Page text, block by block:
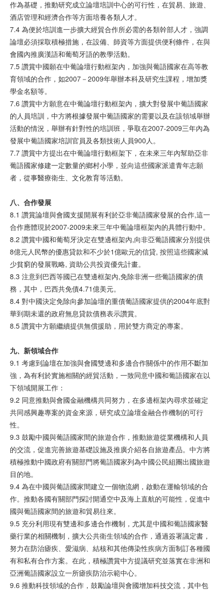
作為基礎，推動研究成立論壇培訓中心的可行性，在貿易、旅遊、
酒店管理和經濟合作等方面培養各類人才。
7.4 為便於培訓進一步擴大經貿合作所必需的各類幹部人才，強調
論壇必須採取積極措施，在設備、師資等方面提供便利條件，在與
會國內推廣漢語和葡萄牙語的教學活動。
7.5 讚賞中國願在中葡論壇行動框架內，加強與葡語國家在高等教
育領域的合作，如2007－2009年舉辦本科及研究生課程，增加獎
學金名額等。
7.6 讚賞中方願意在中葡論壇行動框架內，擴大對發展中葡語國家
的人員培訓，中方將根據發展中葡語國家的需要以及在該領域舉辦
活動的情況，舉辦有針對性的培訓班，爭取在2007-2009三年內為
發展中葡語國家培訓官員及各類技術人員900人。
7.7 讚賞中方提出在中葡論壇行動框架下，在未來三年內幫助亞非
葡語國家修建一定數量的鄉村小學，並向這些國家派遣青年志願
者，從事醫療衛生、文化教育等活動。
八、合作發展
8.1 讚賞論壇與會國支援開展有利於亞非葡語國家發展的合作,這一
合作應體現於2007-2009未來三年中葡論壇框架內的具體行動中。
8.2 讚賞中國和葡萄牙決定在雙邊框架內,向非亞葡語國家分別提供
8億元人民幣的優惠貸款和不少於1億歐元的信貸, 按照這些國家減
少貧窮的發展戰略, 資助公共投資優先計畫。
8.3 注意到巴西等國已在雙邊框架內,免除非洲一些葡語國家的債
務，其中，巴西共免債4.71億美元。
8.4 對中國決定免除向參加論壇的重債葡語國家提供的2004年底對
華到期未還的政府無息貸款債務表示讚賞。
8.5 讚賞中方願繼續提供無償援助，用於雙方商定的專案。
九、新領域合作
9.1 考慮到論壇在加強與會國雙邊和多邊合作關係中的作用不斷加
強，為有利於實施相關的經貿活動，一致同意中國和葡語國家在以
下領域開展工作：
9.2 同意推動與會國金融機構共同努力，在多邊框架內尋求並確定
共同感興趣專案的資金來源，研究成立論壇金融合作機制的可行
性。
9.3 鼓勵中國與葡語國家間的旅遊合作，推動旅遊從業機構和人員
的交流，促進完善旅遊基礎設施及推廣介紹各自旅遊產品。中方將
積極推動中國政府有關部門將葡語國家列為中國公民組團出國旅遊
目的地。
9.4 為在中國與葡語國家間建立一個物流網，啟動在運輸領域的合
作。推動各國有關部門探討開通空中及海上直航的可能性，促進中
國與葡語國家間的旅遊和貿易往來。
9.5 充分利用現有雙邊和多邊合作機制，尤其是中國和葡語國家醫
藥行業的相關機制，擴大公共衛生領域的合作，通過簽署議定書，
努力在防治瘧疾、愛滋病、結核和其他傳染性疾病方面制訂各種國
有和私有合作方案。在此，積極讚賞中方提議研究並落實在非洲和
亞洲葡語國家設立一所瘧疾防治示範中心。
9.6 推動科技領域的合作，鼓勵論壇與會國增加科技交流，其中包